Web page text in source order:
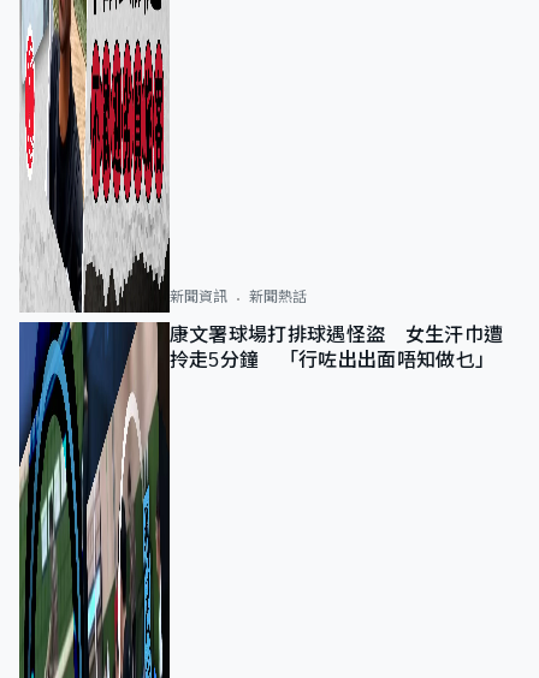
新聞資訊 新聞熱話
康文署球場打排球遇怪盜 女生汗巾遭
拎走5分鐘 「行咗出出面唔知做乜」